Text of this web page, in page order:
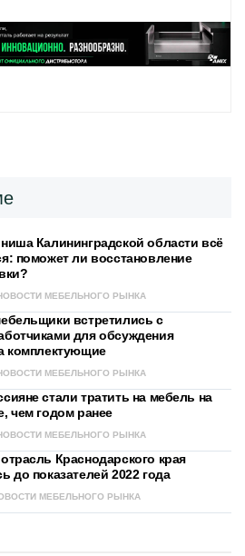
Калининградской области всё
поможет ли восстановление
МЕБЕЛЬНОГО РЫНКА
встретились с
для обсуждения
комплектующие
МЕБЕЛЬНОГО РЫНКА
стали тратить на мебель на
чем годом ранее
МЕБЕЛЬНОГО РЫНКА
Краснодарского края
до показателей 2022 года
МЕБЕЛЬНОГО РЫНКА